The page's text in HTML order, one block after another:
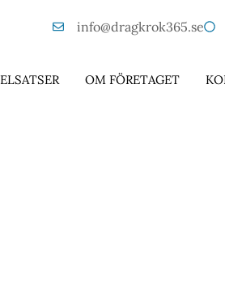
info@dragkrok365.se
ELSATSER OM FÖRETAGET